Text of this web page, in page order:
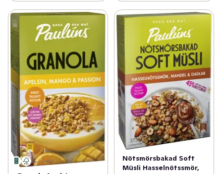
Nötsmörsbakad Soft
Müsli Hasselnötssmör,